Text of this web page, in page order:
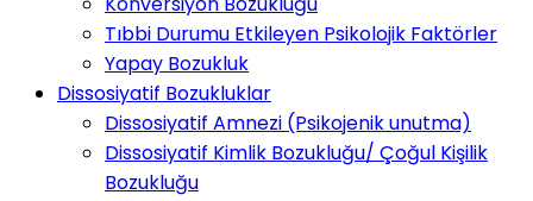
Tıbbi Durumu Etkileyen Psikolojik Faktörler
Yapay Bozukluk
Dissosiyatif Bozukluklar
Dissosiyatif Amnezi (Psikojenik unutma)
Dissosiyatif Kimlik Bozukluğu/ Çoğul Kişilik
Bozukluğu